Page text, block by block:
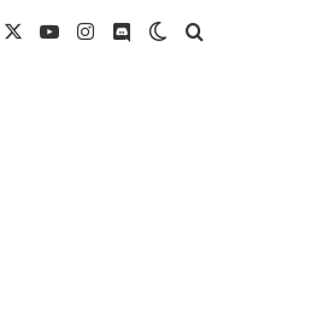
YouTubeInstagram
DiscordSwitch skin